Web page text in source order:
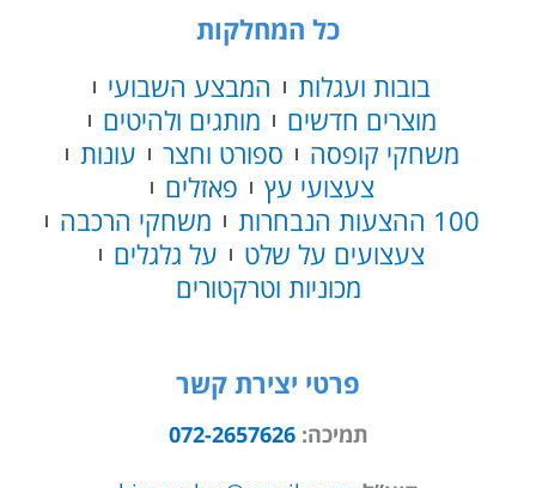
כל המחלקות
בובות ועגלות
המבצע השבועי
מוצרים חדשים
מותגים ולהיטים
משחקי קופסה
ספורט וחצר
עונות
צעצועי עץ
פאזלים
100 ההצעות הנבחרות
משחקי הרכבה
צעצועים על שלט
על גלגלים
מכוניות וטרקטורים
פרטי יצירת קשר
תמיכה:072-2657626